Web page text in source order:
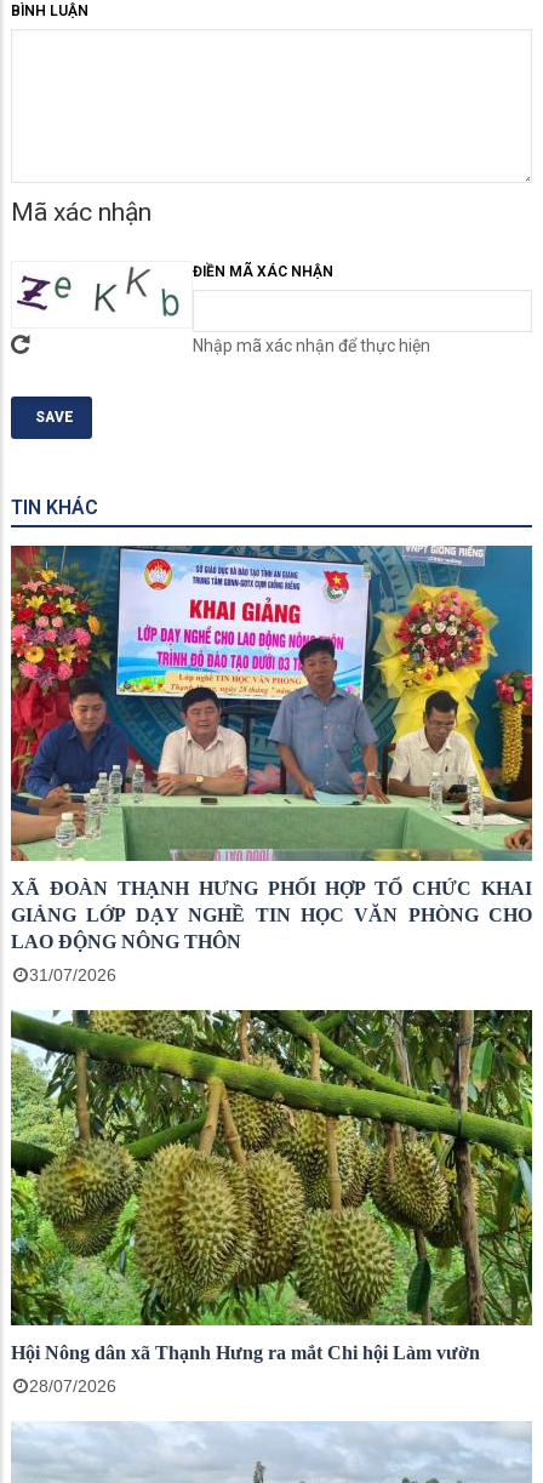
BÌNH LUẬN
Mã xác nhận
ĐIỀN MÃ XÁC NHẬN
Nhập mã xác nhận để thực hiện
TIN KHÁC
XÃ ĐOÀN THẠNH HƯNG PHỐI HỢP TỔ CHỨC KHAI
GIẢNG LỚP DẠY NGHỀ TIN HỌC VĂN PHÒNG CHO
LAO ĐỘNG NÔNG THÔN
31/07/2026
Hội Nông dân xã Thạnh Hưng ra mắt Chi hội Làm vườn
28/07/2026